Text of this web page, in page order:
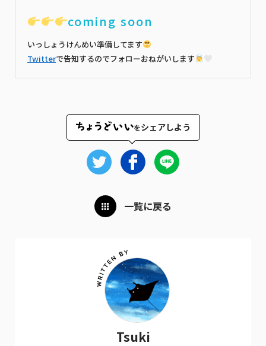
coming soon
いっしょうけんめい準備してます
Twitterで告知するのでフォローおねがいします
をシェアしよう
一覧に戻る
Tsuki